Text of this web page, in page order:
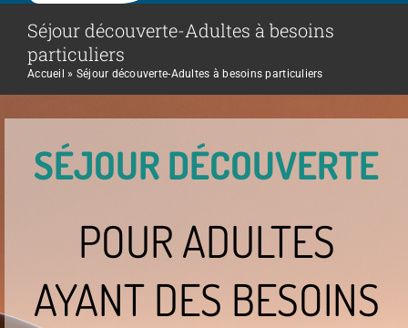
Camps de la Mer
Recherche
Observatoire d’oiseaux de Tadoussac
Séjour découverte-Adultes à besoins
particuliers
Accueil » Séjour découverte-Adultes à besoins particuliers
SÉJOUR DÉCOUVERTE
POUR ADULTES
AYANT DES BESOINS